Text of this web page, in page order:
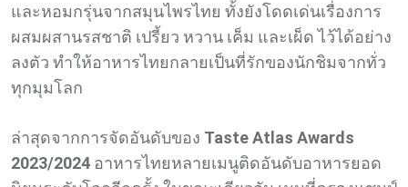
และหอมกรุ่นจากสมุนไพรไทย ทั้งยังโดดเด่นเรื่องการ
ผสมผสานรสชาติ เปรี้ยว หวาน เค็ม และเผ็ด ไว้ได้อย่าง
ลงตัว ทำให้อาหารไทยกลายเป็นที่รักของนักชิมจากทั่ว
ทุกมุมโลก
ล่าสุดจากการจัดอันดับของ Taste Atlas Awards
2023/2024 อาหารไทยหลายเมนูติดอันดับอาหารยอด